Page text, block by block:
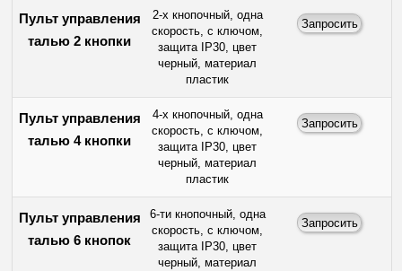
Пульт управления
талью 2 кнопки
2-х кнопочный, одна
скорость, с ключом,
защита IP30, цвет
черный, материал
пластик
Пульт управления
талью 4 кнопки
4-х кнопочный, одна
скорость, с ключом,
защита IP30, цвет
черный, материал
пластик
Пульт управления
талью 6 кнопок
6-ти кнопочный, одна
скорость, с ключом,
защита IP30, цвет
черный, материал